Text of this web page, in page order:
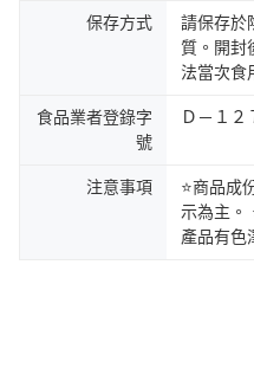
保存方式
請保存於
質。開封
法當次食
食品業者登錄字
號
Ｄ－１
注意事項
⭐商品成
示為主。
產品有色